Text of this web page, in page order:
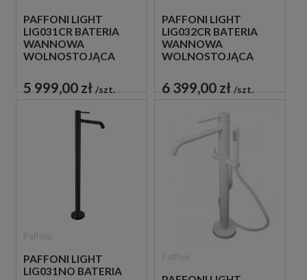
PAFFONI LIGHT
LIG031CR BATERIA
WANNOWA
WOLNOSTOJĄCA
5 999,00 zł szt.
PAFFONI LIGHT
LIG032CR BATERIA
WANNOWA
WOLNOSTOJĄCA
6 399,00 zł szt.
PAFFONI LIGHT
LIG031NO BATERIA